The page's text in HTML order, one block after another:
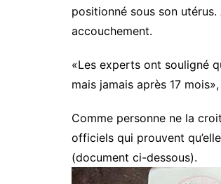
positionné sous son
accouchement.
«Les experts ont souligné
mais jamais après 17
Comme personne ne la
officiels qui prouvent
(document ci-dessous).